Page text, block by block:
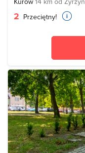
2 Przeciętny!